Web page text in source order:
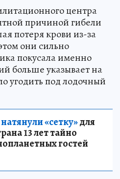
центра
причиной гибели
потеря крови из-за
они сильно
покусала именно
больше указывает на
угодить под лодочный
«сетку»для
13 лет тайно
гостей